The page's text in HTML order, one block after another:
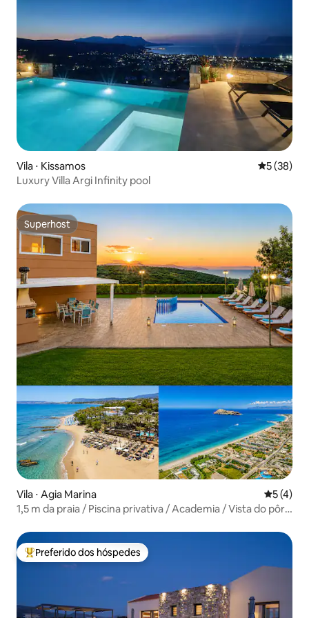
Vila ⋅ Kissamos 5 de uma
5 (38)
Luxury Villa Argi Infinity pool
Superhost
Superhost
Vila ⋅ Agia Marina 5 de
5 (4)
1,5 m da praia / Piscina privativa / Academia / Vista do pôr
Entre os melhores preferidos dos hóspedes
Preferido dos hóspedes